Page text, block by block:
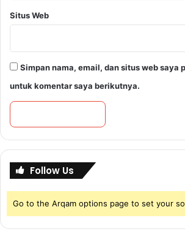
y
a
n
a
h
n
2
4
Situs Web
Simpan nama, email, dan situs web saya
untuk komentar saya berikutnya.
Follow Us
Go to the Arqam options page to set your